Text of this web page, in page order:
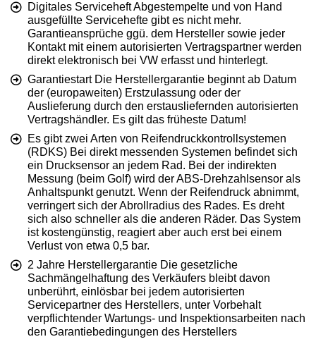
Digitales Serviceheft Abgestempelte und von Hand
ausgefüllte Servicehefte gibt es nicht mehr.
Garantieansprüche ggü. dem Hersteller sowie jeder
Kontakt mit einem autorisierten Vertragspartner werden
direkt elektronisch bei VW erfasst und hinterlegt.
Garantiestart Die Herstellergarantie beginnt ab Datum
der (europaweiten) Erstzulassung oder der
Auslieferung durch den erstausliefernden autorisierten
Vertragshändler. Es gilt das früheste Datum!
Es gibt zwei Arten von Reifendruckkontrollsystemen
(RDKS) Bei direkt messenden Systemen befindet sich
ein Drucksensor an jedem Rad. Bei der indirekten
Messung (beim Golf) wird der ABS-Drehzahlsensor als
Anhaltspunkt genutzt. Wenn der Reifendruck abnimmt,
verringert sich der Abrollradius des Rades. Es dreht
sich also schneller als die anderen Räder. Das System
ist kostengünstig, reagiert aber auch erst bei einem
Verlust von etwa 0,5 bar.
2 Jahre Herstellergarantie Die gesetzliche
Sachmängelhaftung des Verkäufers bleibt davon
unberührt, einlösbar bei jedem autorisierten
Servicepartner des Herstellers, unter Vorbehalt
verpflichtender Wartungs- und Inspektionsarbeiten nach
den Garantiebedingungen des Herstellers